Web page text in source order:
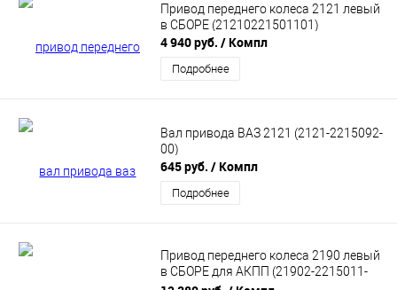
Привод переднего колеса 2121 левый
в СБОРЕ (21210221501101)
4 940 руб. / Компл
Подробнее
Вал привода ВАЗ 2121 (2121-2215092-
00)
645 руб. / Компл
Подробнее
Привод переднего колеса 2190 левый
в СБОРЕ для АКПП (21902-2215011-